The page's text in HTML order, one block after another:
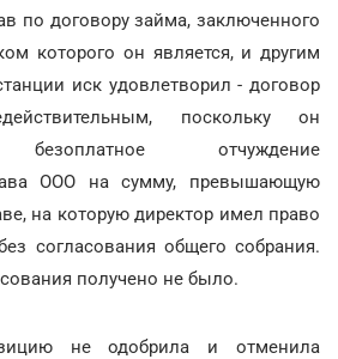
по договору займа, заключенного
которого он является, и другим
иск удовлетворил - договор
поскольку он
безоплатное отчуждение
ООО на сумму, превышающую
на которую директор имел право
согласования общего собрания.
получено не было.
не одобрила и отменила